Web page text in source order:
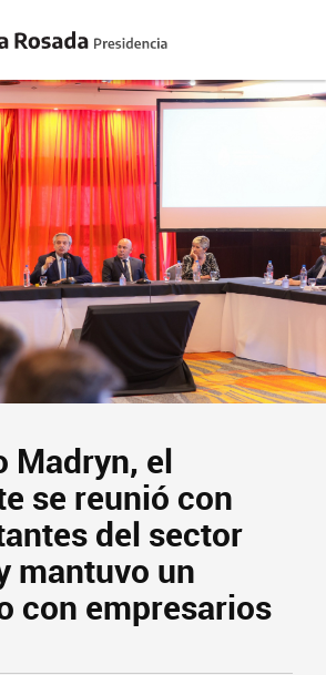
Madryn, el
se reunió con
del sector
mantuvo un
con empresarios